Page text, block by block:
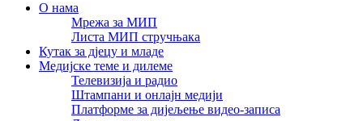
О нама
Мрежа за МИП
Листа МИП стручњака
Кутак за дјецу и младе
Медијске теме и дилеме
Телевизија и радио
Штампани и онлајн медији
Платформе за дијељење видео-записа